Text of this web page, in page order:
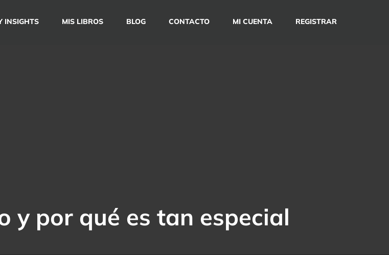
INSIGHTS MIS LIBROS BLOG CONTACTO MI CUENTA REGISTRAR
y por qué es tan especial